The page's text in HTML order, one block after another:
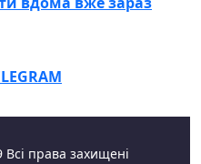
права захищені